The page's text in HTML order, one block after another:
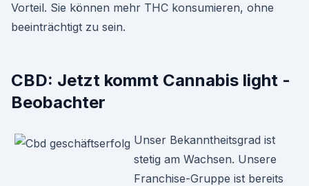
Vorteil. Sie können mehr THC konsumieren, ohne
beeinträchtigt zu sein.
CBD: Jetzt kommt Cannabis light -
Beobachter
Unser Bekanntheitsgrad ist
stetig am Wachsen. Unsere
Franchise-Gruppe ist bereits